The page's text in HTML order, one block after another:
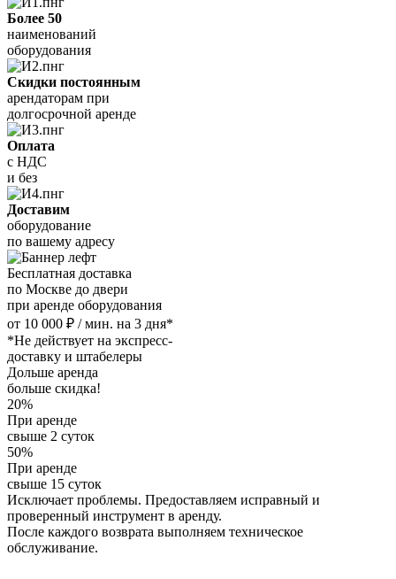
Более 50
наименований
оборудования
Скидки постоянным
арендаторам при
долгосрочной аренде
Оплата
с НДС
и без
Доставим
оборудование
по вашему адресу
Бесплатная доставка
по Москве до двери
при аренде оборудования
от 10 000 ₽ / мин. на 3 дня*
*Не действует на экспресс-
доставку и штабелеры
Дольше аренда
больше скидка!
20%
При аренде
свыше 2 суток
50%
При аренде
свыше 15 суток
Исключает проблемы. Предоставляем исправный и
проверенный инструмент в аренду.
После каждого возврата выполняем техническое
обслуживание.